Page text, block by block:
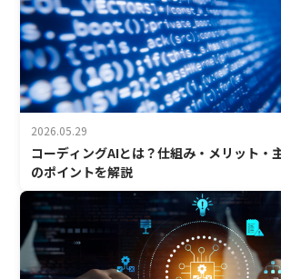
2026.05.29
コーディングAIとは？仕組み・メリット・
のポイントを解説